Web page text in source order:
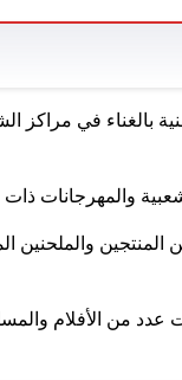
بالغناء في
والمهرجانات
والملحنين
عدد من الأفلام